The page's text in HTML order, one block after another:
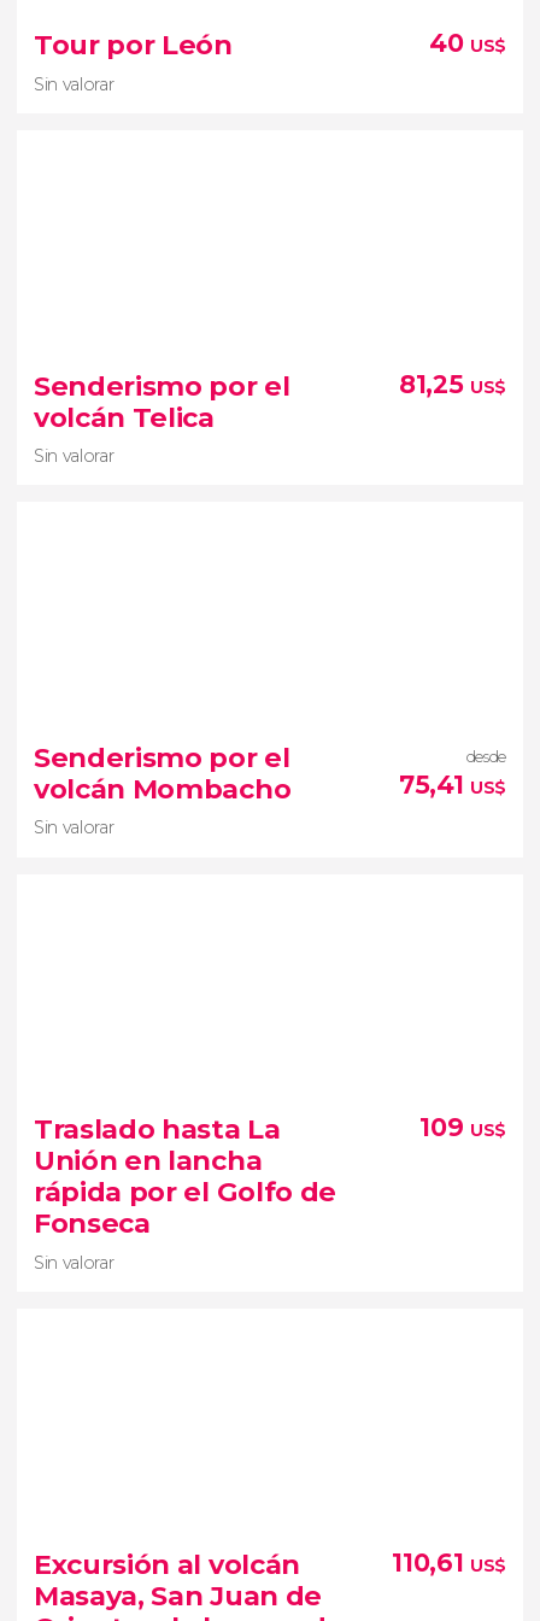
Tour por León
Sin valorar
40 US$
tour por León
templos de
estilo colonial
universitarios
tumba del poeta Rubén Darío
Senderismo por el
volcán Telica
Sin valorar
81,25 US$
ruta de senderismo
vistas desde lo alto del cráter activo del volcán
Telica
Senderismo por el
volcán Mombacho
Sin valorar
desde
75,41 US$
por el volcán Mombacho
ruta El Cráter, El Tigrillo o El Puma
Traslado hasta La
Unión en lancha
rápida por el Golfo de
Fonseca
Sin valorar
109 US$
traslado hasta La Unión en lancha rápida por el
Golfo de Fonseca
Excursión al volcán
Masaya, San Juan de
110,61 US$